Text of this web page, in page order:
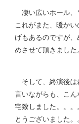
凄い広いホール、
これがまた、暖か
げもあるのですが
めさせて頂きました
そして、終演後は
言いながらも、こ
宅致しました。。
とうございました。